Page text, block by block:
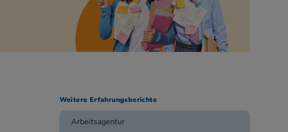
Weitere Erfahrungsberichte
Arbeitsagentur